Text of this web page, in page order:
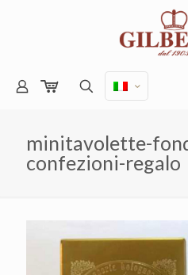
minitavolette-
confezioni-regalo